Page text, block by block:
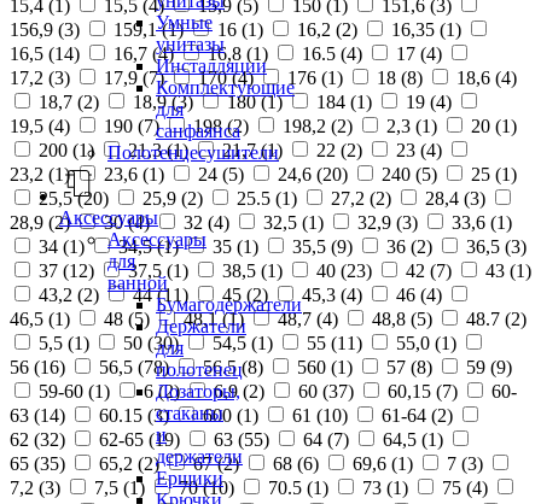
Умные
унитазы
Инсталляции
Комплектующие
для
санфаянса
Полотенцесушители
Аксессуары
Аксессуары
для
ванной
Бумагодержатели
Держатели
для
полотенец
Дозаторы,
стаканы
и
держатели
Ершики
Крючки
15,4 (1 ) 15,5 (4) 15,9 (5) 150 (1 ) 151,6 (3)
156,9 (3) 159,1 (1) 16 (1) 16,2 (2) 16,35 (1)
16,5 (14) 16,7 (4) 16,8 (1) 16.5 (4) 17 (4)
17,2 (3) 17,9 (7) 170 (4) 176 (1) 18 (8) 18,6 (4)
18,7 (2) 18,9 (3) 180 (1) 184 (1) 19 (4)
19,5 (4) 190 (7) 198 (2) 198,2 (2) 2,3 (1) 20 (1)
200 (1) 21,3 (1) 21,7 (1) 22 (2) 23 (4)
23,2 (1) 23,6 (1) 24 (5) 24,6 (20) 240 (5) 25 (1)
25,5 (20) 25,9 (2) 25.5 (1) 27,2 (2) 28,4 (3)
28,9 (2) 30 (4) 32 (4) 32,5 (1) 32,9 (3) 33,6 (1)
34 (1) 34,5 (1) 35 (1) 35,5 (9) 36 (2) 36,5 (3)
37 (12) 37,5 (1) 38,5 (1) 40 (23) 42 (7) 43 (1)
43,2 (2) 44 (11) 45 (2) 45,3 (4) 46 (4)
46,5 (1) 48 (5) 48,1 (1) 48,7 (4) 48,8 (5) 48.7 (2)
5,5 (1) 50 (30) 54,5 (1) 55 (11) 55,0 (1)
56 (16) 56,5 (78) 56.5 (8) 560 (1) 57 (8) 59 (9)
59-60 (1) 6 (2) 6,9 (2) 60 (37) 60,15 (7)
60-
63 (14) 60.15 (3) 600 (1) 61 (10) 61-64 (2)
62 (32) 62-65 (19) 63 (55) 64 (7) 64,5 (1)
65 (35) 65,2 (2) 67 (2) 68 (6) 69,6 (1) 7 (3)
7,2 (3) 7,5 (1) 70 (10) 70.5 (1) 73 (1) 75 (4)